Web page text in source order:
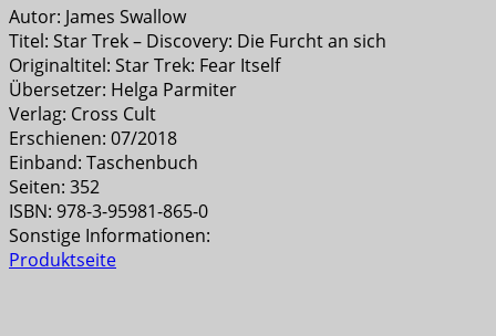
Autor: James Swallow
Titel: Star Trek – Discovery: Die Furcht an sich
Originaltitel: Star Trek: Fear Itself
Übersetzer: Helga Parmiter
Verlag: Cross Cult
Erschienen: 07/2018
Einband: Taschenbuch
Seiten: 352
ISBN: 978-3-95981-865-0
Sonstige Informationen:
Produktseite